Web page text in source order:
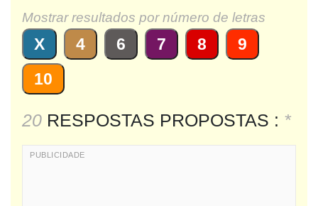
Mostrar resultados por número de letras
X 4 6 7 8
9
10
20 RESPOSTAS PROPOSTAS : *